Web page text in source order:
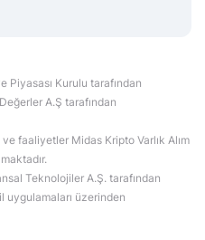
Piyasası Kurulu tarafından
A.Ş tarafından
faaliyetler Midas Kripto Varlık Alım
Teknolojiler A.Ş. tarafından
uygulamaları üzerinden